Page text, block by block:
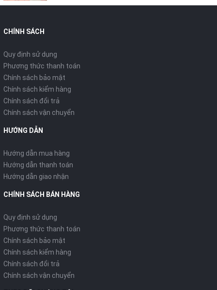
CHÍNH SÁCH
Quy định sử dụng
Phương thức thanh toán
Chính sách bảo mật
Chính sách kiểm hàng
Chính sách đổi trả
Chính sách vận chuyển
HƯỚNG DẪN
Hướng dẫn mua hàng
Hướng dẫn thanh toán
Hướng dẫn giao nhận
CHÍNH SÁCH BÁN HÀNG
Quy định sử dụng
Phương thức thanh toán
Chính sách bảo mật
Chính sách kiểm hàng
Chính sách đổi trả
Chính sách vận chuyển